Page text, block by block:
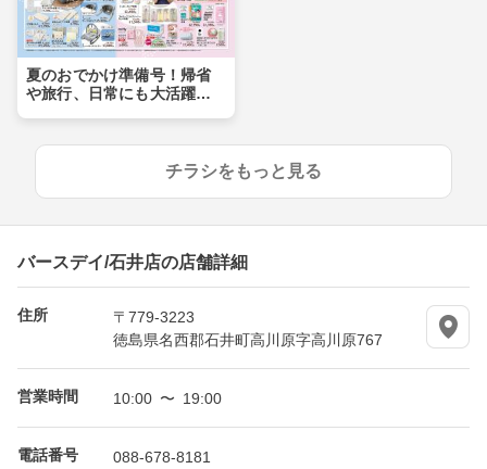
夏のおでかけ準備号！帰省
や旅行、日常にも大活躍ア
チラシをもっと見る
バースデイ/石井店の店舗詳細
住所
〒779-3223
徳島県名西郡石井町高川原字高川原767
営業時間 10:00 〜 19:00
電話番号 088-678-8181